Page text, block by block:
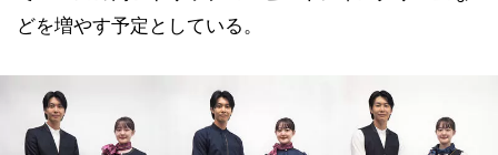
どを増やす予定としている。